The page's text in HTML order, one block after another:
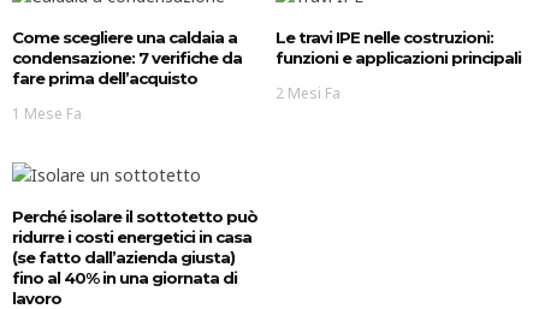
Come scegliere una caldaia a
condensazione: 7 verifiche da
fare prima dell’acquisto
1 Mese Fa
Le travi IPE nelle costruzioni:
funzioni e applicazioni principali
2 Mesi Fa
Perché isolare il sottotetto può
ridurre i costi energetici in casa
(se fatto dall’azienda giusta)
fino al 40% in una giornata di
lavoro